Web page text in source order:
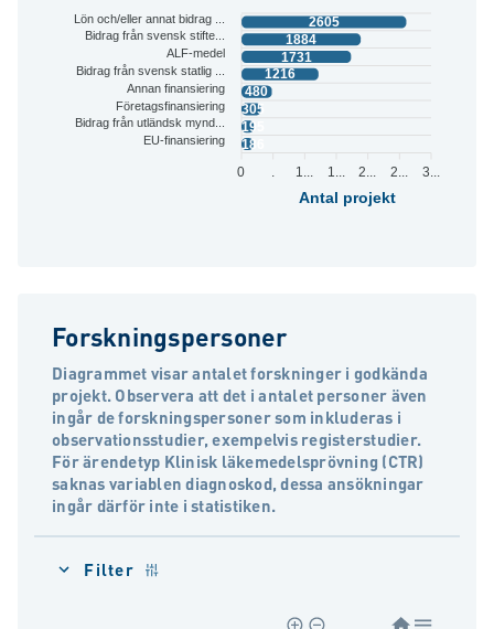
2605
1884
1731
1216
480
305
195
186
Lön och/eller annat bidrag ...
Bidrag från svensk stifte...
ALF-medel
Bidrag från svensk statlig ...
Annan finansiering
Företagsfinansiering
Bidrag från utländsk mynd...
EU-finansiering
3...
2...
2...
1...
1...
.
0
Antal projekt
Forskningspersoner
Diagrammet visar antalet forskninger i godkända
projekt. Observera att det i antalet personer även
ingår de forskningspersoner som inkluderas i
observationsstudier, exempelvis registerstudier.
För ärendetyp Klinisk läkemedelsprövning (CTR)
saknas variablen diagnoskod, dessa ansökningar
ingår därför inte i statistiken.
Filter